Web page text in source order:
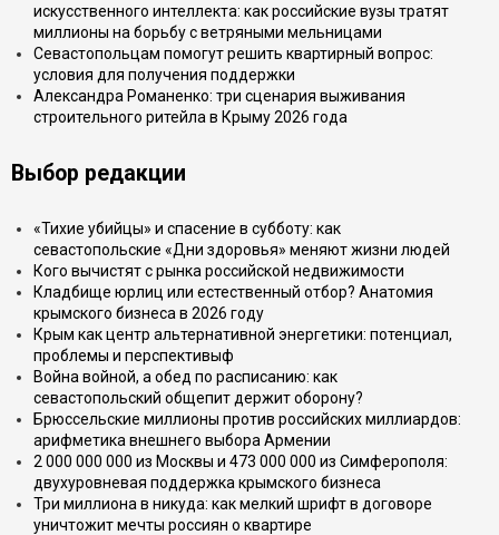
искусственного интеллекта: как российские вузы тратят
миллионы на борьбу с ветряными мельницами
Севастопольцам помогут решить квартирный вопрос:
условия для получения поддержки
Александра Романенко: три сценария выживания
строительного ритейла в Крыму 2026 года
Выбор редакции
«Тихие убийцы» и спасение в субботу: как
севастопольские «Дни здоровья» меняют жизни людей
Кого вычистят с рынка российской недвижимости
Кладбище юрлиц или естественный отбор? Анатомия
крымского бизнеса в 2026 году
Крым как центр альтернативной энергетики: потенциал,
проблемы и перспективыф
Война войной, а обед по расписанию: как
севастопольский общепит держит оборону?
Брюссельские миллионы против российских миллиардов:
арифметика внешнего выбора Армении
2 000 000 000 из Москвы и 473 000 000 из Симферополя:
двухуровневая поддержка крымского бизнеса
Три миллиона в никуда: как мелкий шрифт в договоре
уничтожит мечты россиян о квартире